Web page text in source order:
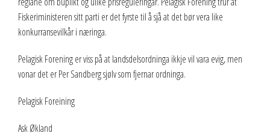
Fiskeriministeren sitt parti er det fyrste til å sjå at det bør vera like
konkurransevilkår i næringa.
Pelagisk Forening er viss på at landsdelsordninga ikkje vil vara evig, men
vonar det er Per Sandberg sjølv som fjernar ordninga.
Pelagisk Foreining
Ask Økland